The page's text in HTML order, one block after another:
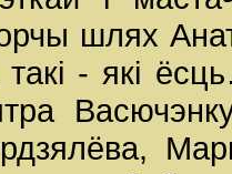
шлях
- які